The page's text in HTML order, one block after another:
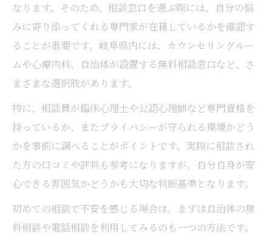
なります。そのため、相談窓口を選ぶ際には、自分の悩
みに寄り添ってくれる専門家が在籍しているかを確認す
ることが重要です。岐阜県内には、カウンセリングルー
ムや心療内科、自治体が設置する無料相談窓口など、さ
まざまな選択肢があります。
特に、相談員が臨床心理士や公認心理師など専門資格を
持っているか、またプライバシーが守られる環境かどう
かを事前に調べることがポイントです。実際に相談され
た方の口コミや評判も参考になりますが、自分自身が安
心できる雰囲気かどうかも大切な判断基準となります。
初めての相談で不安を感じる場合は、まずは自治体の無
料相談や電話相談を利用してみるのも一つの方法です。